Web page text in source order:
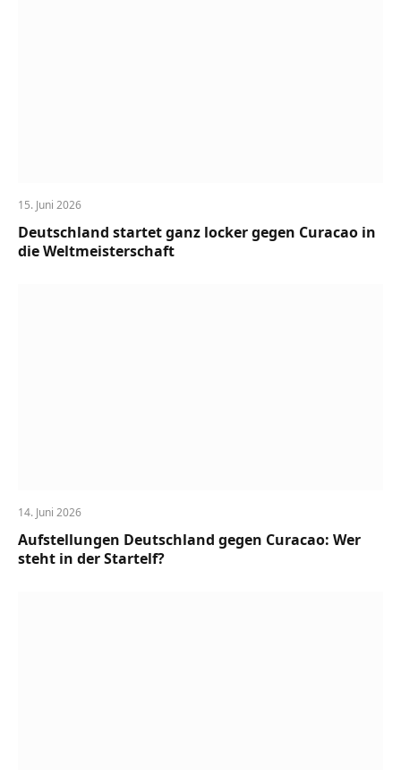
15. Juni 2026
Deutschland startet ganz locker gegen Curacao in
die Weltmeisterschaft
14. Juni 2026
Aufstellungen Deutschland gegen Curacao: Wer
steht in der Startelf?